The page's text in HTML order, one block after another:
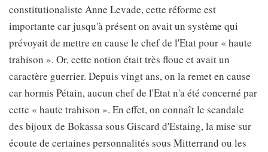
constitutionaliste Anne Levade, cette réforme est
importante car jusqu'à présent on avait un système qui
prévoyait de mettre en cause le chef de l'Etat pour « haute
trahison ». Or, cette notion était très floue et avait un
caractère guerrier. Depuis vingt ans, on la remet en cause
car hormis Pétain, aucun chef de l'Etat n'a été concerné par
cette « haute trahison ». En effet, on connaît le scandale
des bijoux de Bokassa sous Giscard d'Estaing, la mise sur
écoute de certaines personnalités sous Mitterrand ou les